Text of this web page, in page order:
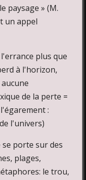
paysage » (M.
un appel
plus que
à l'horizon,
de la perte =
:
l'univers)
porte sur des
plages,
le trou,